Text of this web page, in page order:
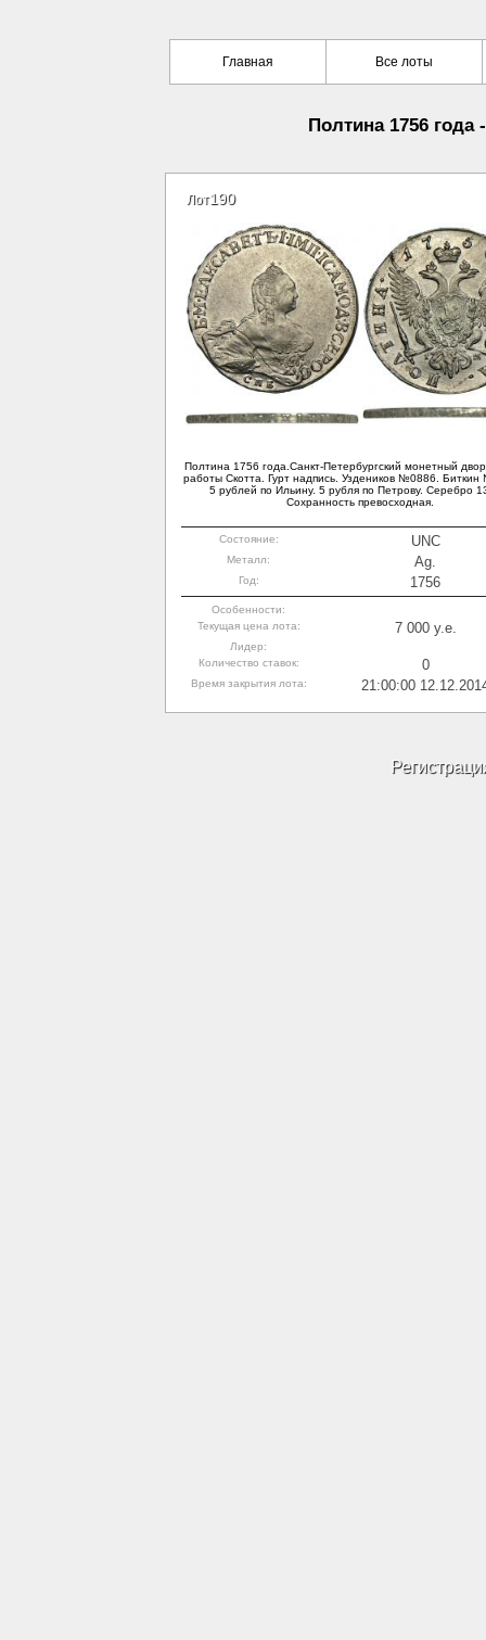
Главная Все лоты
Полтина 1756
Лот190
Полтина 1756 года.Санкт-Петербургский монетный
работы Скотта. Гурт надпись. Уздеников №0886.
5 рублей по Ильину. 5 рубля по Петрову. Серебро
Сохранность превосходная.
Состояние: UNC
Металл: Ag.
Год: 1756
Особенности:
Текущая цена лота:
7 000 y.e.
Лидер:
Количество ставок:
0
Время закрытия лота: 21:00:00